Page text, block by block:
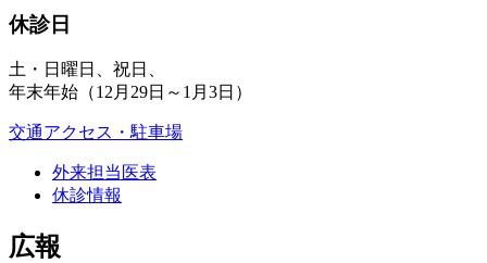
休診日
土・日曜日、祝日、
年末年始（12月29日～1月3日）
交通アクセス・駐車場
外来担当医表
休診情報
広報